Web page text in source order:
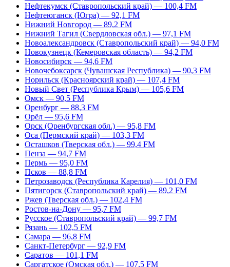
Нефтекумск (Ставропольский край) — 100,4 FM
Нефтеюганск (Югра) — 92,1 FM
Нижний Новгород — 89,2 FM
Нижний Тагил (Свердловская обл.) — 97,1 FM
Новоалександровск (Ставропольский край) — 94,0 FM
Новокузнецк (Кемеровская область) — 94,2 FM
Новосибирск — 94,6 FM
Новочебоксарск (Чувашская Республика) — 90,3 FM
Норильск (Красноярский край) — 107,4 FM
Новый Свет (Республика Крым) — 105,6 FM
Омск — 90,5 FM
Оренбург — 88,3 FM
Орёл — 95,6 FM
Орск (Оренбургская обл.) — 95,8 FM
Оса (Пермский край) — 103,3 FM
Осташков (Тверская обл.) — 99,4 FM
Пенза — 94,7 FM
Пермь — 95,0 FM
Псков — 88,8 FM
Петрозаводск (Республика Карелия) — 101,0 FM
Пятигорск (Ставропольский край) — 89,2 FM
Ржев (Тверская обл.) — 102,4 FM
Ростов-на-Дону — 95,7 FM
Русское (Ставропольский край) — 99,7 FM
Рязань — 102,5 FM
Самара — 96,8 FM
Санкт-Петербург — 92,9 FM
Саратов — 101,1 FM
Саргатское (Омская обл.) — 107,5 FM